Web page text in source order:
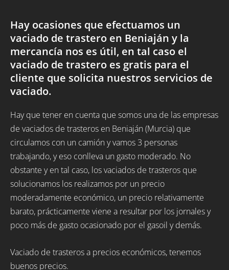
Hay ocasiones que efectuamos un
vaciado de trastero en Beniaján y la
mercancía nos es útil, en tal caso el
vaciado de trastero es gratis para el
cliente que solicita nuestros servicios de
vaciado.
Hay que tener en cuenta que somos una de las empresas
de vaciados de trasteros en Beniaján (Murcia) que
circulamos con un camión y vamos 3 personas
trabajando, y eso conlleva un gasto moderado. No
obstante y en tal caso, los vaciados de trasteros que
solucionamos los realizamos por un precio
moderadamente económico, un precio relativamente
barato, prácticamente viene a resultar por los jornales y
poco más de gasto ocasionado por el gasoil y demás.
Vaciado de trasteros a precios económicos, tenemos
buenos precios.